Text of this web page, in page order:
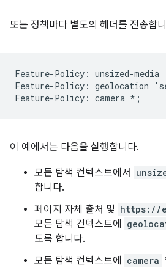
또는 정책마다 별도의 헤더를 전송합
Feature-Policy: unsized-media
Feature-Policy: geolocation
이 예에서는 다음을 실행합니다.
모든 탐색 컨텍스트에서
합니다.
페이지 자체 출처 및 https://
모든 탐색 컨텍스트에
도록 합니다.
모든 탐색 컨텍스트에
camera